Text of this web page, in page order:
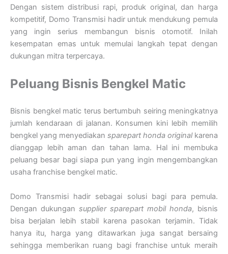
Dengan sistem distribusi rapi, produk original, dan harga
kompetitif, Domo Transmisi hadir untuk mendukung pemula
yang ingin serius membangun bisnis otomotif. Inilah
kesempatan emas untuk memulai langkah tepat dengan
dukungan mitra terpercaya.
Peluang Bisnis Bengkel Matic
Bisnis bengkel matic terus bertumbuh seiring meningkatnya
jumlah kendaraan di jalanan. Konsumen kini lebih memilih
bengkel yang menyediakan sparepart honda originalkarena
dianggap lebih aman dan tahan lama. Hal ini membuka
peluang besar bagi siapa pun yang ingin mengembangkan
usaha franchise bengkel matic.
Domo Transmisi hadir sebagai solusi bagi para pemula.
Dengan dukungan supplier sparepart mobil honda, bisnis
bisa berjalan lebih stabil karena pasokan terjamin. Tidak
hanya itu, harga yang ditawarkan juga sangat bersaing
sehingga memberikan ruang bagi franchise untuk meraih